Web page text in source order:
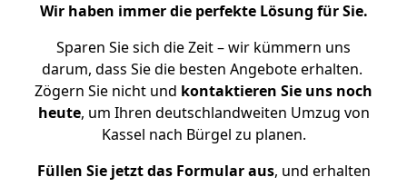
Wir haben immer die perfekte Lösung für Sie.
Sparen Sie sich die Zeit – wir kümmern uns
darum, dass Sie die besten Angebote erhalten.
Zögern Sie nicht und kontaktieren Sie uns noch
heute, um Ihren deutschlandweiten Umzug von
Kassel nach Bürgel zu planen.
Füllen Sie jetzt das Formular aus, und erhalten